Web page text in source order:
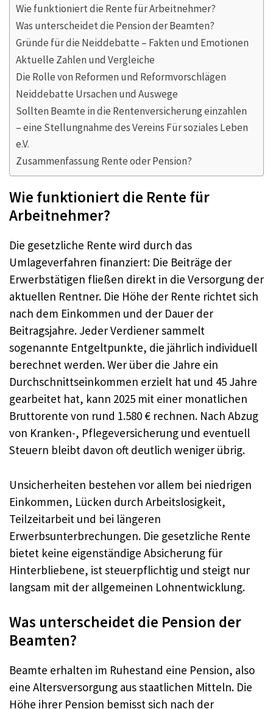
Wie funktioniert die Rente für Arbeitnehmer?
Was unterscheidet die Pension der Beamten?
Gründe für die Neiddebatte – Fakten und Emotionen
Aktuelle Zahlen und Vergleiche
Die Rolle von Reformen und Reformvorschlägen
Neiddebatte Ursachen und Auswege
Sollten Beamte in die Rentenversicherung einzahlen
– eine Stellungnahme des Vereins Für soziales Leben
e.V.
Zusammenfassung Rente oder Pension?
Wie funktioniert die Rente für
Arbeitnehmer?
Die gesetzliche Rente wird durch das
Umlageverfahren finanziert: Die Beiträge der
Erwerbstätigen fließen direkt in die Versorgung der
aktuellen Rentner. Die Höhe der Rente richtet sich
nach dem Einkommen und der Dauer der
Beitragsjahre. Jeder Verdiener sammelt
sogenannte Entgeltpunkte, die jährlich individuell
berechnet werden. Wer über die Jahre ein
Durchschnittseinkommen erzielt hat und 45 Jahre
gearbeitet hat, kann 2025 mit einer monatlichen
Bruttorente von rund 1.580 € rechnen. Nach Abzug
von Kranken-, Pflegeversicherung und eventuell
Steuern bleibt davon oft deutlich weniger übrig.
Unsicherheiten bestehen vor allem bei niedrigen
Einkommen, Lücken durch Arbeitslosigkeit,
Teilzeitarbeit und bei längeren
Erwerbsunterbrechungen. Die gesetzliche Rente
bietet keine eigenständige Absicherung für
Hinterbliebene, ist steuerpflichtig und steigt nur
langsam mit der allgemeinen Lohnentwicklung.
Was unterscheidet die Pension der
Beamten?
Beamte erhalten im Ruhestand eine Pension, also
eine Altersversorgung aus staatlichen Mitteln. Die
Höhe ihrer Pension bemisst sich nach der